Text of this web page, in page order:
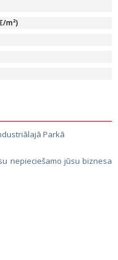
m²)
Parkā
nepieciešamo jūsu biznesa